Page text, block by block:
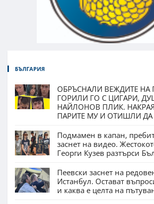
БЪЛГАРИЯ
ОБРЪСНАЛИ ВЕЖДИТЕ НА
ГОРИЛИ ГО С ЦИГАРИ,
НАЙЛОНОВ ПЛИК.
ПАРИТЕ МУ И ОТИШЛИ
Подмамен в капан,
заснет на видео.
Георги Кузев разтърси
Пеевски заснет на
Истанбул. Остават
и каква е целта на